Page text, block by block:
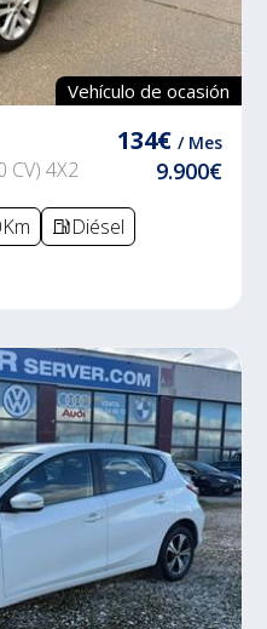
Vehículo de ocasión
CV) 4X2
134€ / Mes
9.900€
Diésel